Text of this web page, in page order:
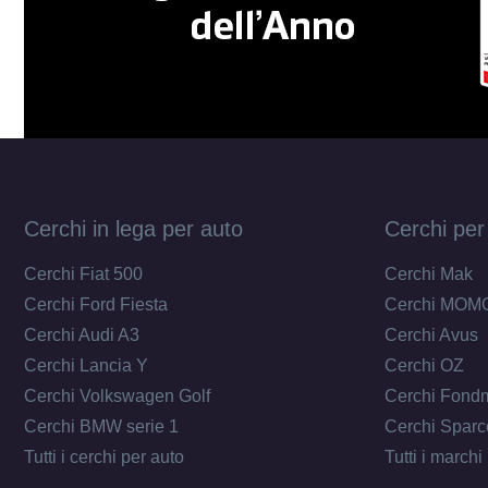
Cerchi in lega per auto
Cerchi Fiat 500
Cerchi Ford Fiesta
Cerchi Audi A3
Cerchi Lancia Y
Cerchi Volkswagen Golf
Cerchi BMW serie 1
Tutti i cerchi per auto
Cerchi
Cerchi Mak
Cerchi
Cerchi Avus
Cerchi OZ
Cerchi
Cerchi
Tutti i marchi